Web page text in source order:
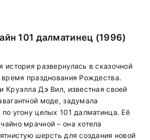
101 далматинец (1996)
история развернулась в сказочной
время празднования Рождества.
Круэлла Дэ Вил, известная своей
моде, задумала
угону целых 101 далматинца. Её
мрачной – она хотела
шерсть для создания новой